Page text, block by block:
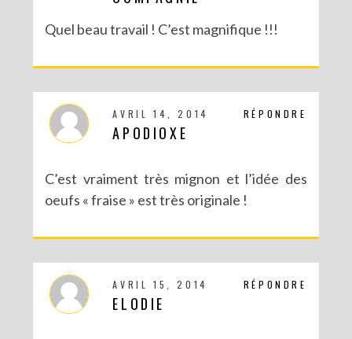
RECETTES ET CRÉATIONS POUR DES FÊTES RÉUSSIES – CONCOURS
DIY : MA VALISETTE CITRON
Quel beau travail ! C’est magnifique !!!
RÉPONDRE
AVRIL 14, 2014
APODIOXE
C’est vraiment très mignon et l’idée des
oeufs « fraise » est très originale !
RÉPONDRE
AVRIL 15, 2014
ELODIE